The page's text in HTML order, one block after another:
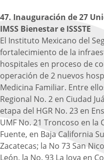
47. Inauguración de 27
IMSS Bienestar e ISSSTE
El Instituto Mexicano del
fortalecimiento de la
hospitales en proceso de
operación de 2 nuevos
Medicina Familiar. Entre
Regional No. 2 en Ciudad
etapa del HGR No. 23 en
UMF No. 21 Troncoso en la
Fuente, en Baja California
Zacatecas; la No 73 San
León, la No. 93 La Joya en